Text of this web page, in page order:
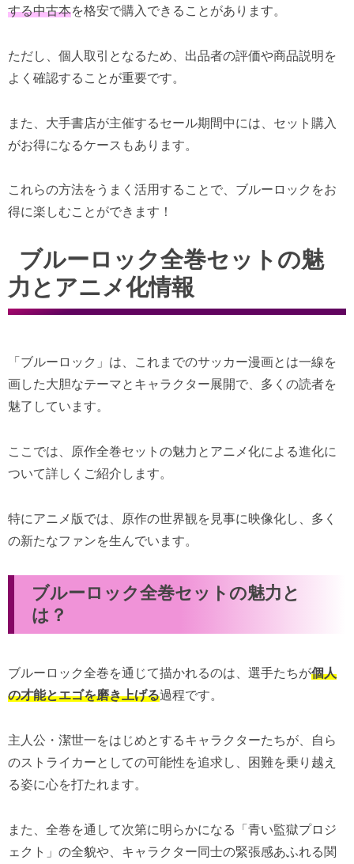
する中古本を格安で購入できることがあります。
ただし、個人取引となるため、出品者の評価や商品説明を
よく確認することが重要です。
また、大手書店が主催するセール期間中には、セット購入
がお得になるケースもあります。
これらの方法をうまく活用することで、ブルーロックをお
得に楽しむことができます！
ブルーロック全巻セットの魅
力とアニメ化情報
「ブルーロック」は、これまでのサッカー漫画とは一線を
画した大胆なテーマとキャラクター展開で、多くの読者を
魅了しています。
ここでは、原作全巻セットの魅力とアニメ化による進化に
ついて詳しくご紹介します。
特にアニメ版では、原作の世界観を見事に映像化し、多く
の新たなファンを生んでいます。
ブルーロック全巻セットの魅力と
は？
ブルーロック全巻を通じて描かれるのは、選手たちが個人
の才能とエゴを磨き上げる過程です。
主人公・潔世一をはじめとするキャラクターたちが、自ら
のストライカーとしての可能性を追求し、困難を乗り越え
る姿に心を打たれます。
また、全巻を通して次第に明らかになる「青い監獄プロジ
ェクト」の全貌や、キャラクター同士の緊張感あふれる関